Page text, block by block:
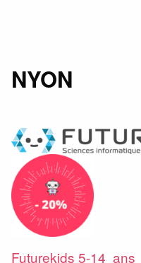
NYON
Futurekids 5-14 ans